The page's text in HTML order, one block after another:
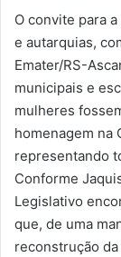
O convite para
e autarquias,
Emater/RS-
municipais e
mulheres
homenagem na
representando
Conforme
Legislativo
que, de uma
reconstrução